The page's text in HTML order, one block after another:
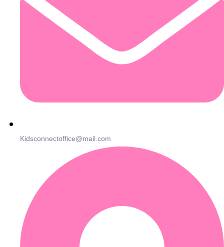
Kidsconnectoffice@mail.com